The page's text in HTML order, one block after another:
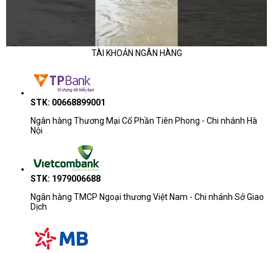
TÀI KHOẢN NGÂN HÀNG
STK: 00668899001
Ngân hàng Thương Mại Cổ Phần Tiên Phong - Chi nhánh Hà
Nội
STK: 1979006688
Ngân hàng TMCP Ngoại thương Việt Nam - Chi nhánh Sở Giao
Dịch